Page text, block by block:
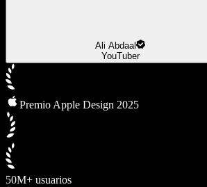
Ali Abdaal
YouTuber
Premio Apple Design 2025
50M+ usuarios